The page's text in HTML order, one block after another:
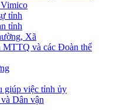
tỉnh
tỉnh
Xã
MTTQ và các Đoàn thể
giúp việc tỉnh ủy
Dân vận